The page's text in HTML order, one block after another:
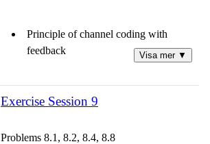
Principle of channel coding with
feedback
Pure ARQ methods
Visa mer ▼
Exercise Session 9
Problems 8.1, 8.2, 8.4, 8.8